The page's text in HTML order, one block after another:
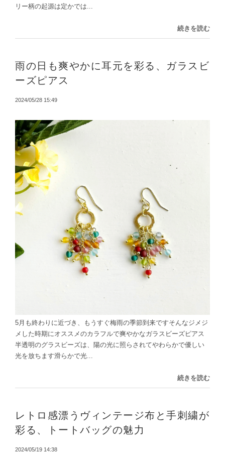
リー柄の起源は定かでは...
続きを読む
雨の日も爽やかに耳元を彩る、ガラスビ
ーズピアス
2024/05/28 15:49
5月も終わりに近づき、もうすぐ梅雨の季節到来ですそんなジメジ
メした時期にオススメのカラフルで爽やかなガラスビーズピアス
半透明のグラスビーズは、陽の光に照らされてやわらかで優しい
光を放ちます滑らかで光...
続きを読む
レトロ感漂うヴィンテージ布と手刺繍が
彩る、トートバッグの魅力
2024/05/19 14:38